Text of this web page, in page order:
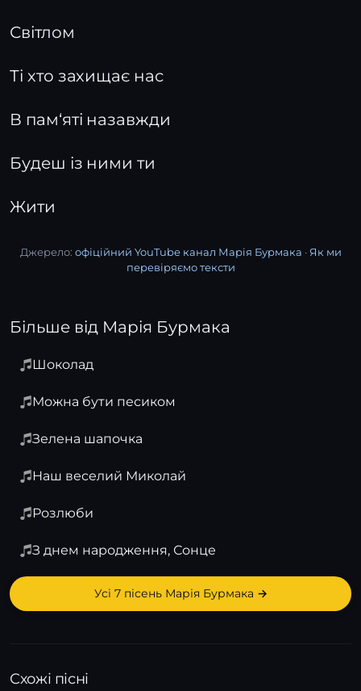
Світлом
Ті хто захищає нас
В пам‘яті назавжди
Будеш із ними ти
Жити
Джерело: офіційний YouTube канал Марія Бурмака · Як ми
перевіряємо тексти
Більше від Марія Бурмака
Шоколад
Можна бути песиком
Зелена шапочка
Наш веселий Миколай
Розлюби
З днем народження, Сонце
Усі 7 пісень Марія Бурмака →
Схожі пісні